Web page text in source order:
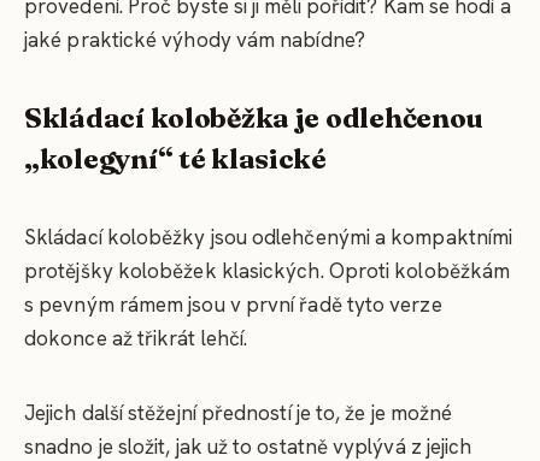
provedení. Proč byste si ji měli pořídit? Kam se hodí a
jaké praktické výhody vám nabídne?
Skládací koloběžka je odlehčenou
„kolegyní“ té klasické
Skládací koloběžky jsou odlehčenými a kompaktními
protějšky koloběžek klasických. Oproti koloběžkám
s pevným rámem jsou v první řadě tyto verze
dokonce až třikrát lehčí.
Jejich další stěžejní předností je to, že je možné
snadno je složit, jak už to ostatně vyplývá z jejich